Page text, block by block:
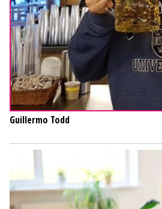
Guillermo Todd